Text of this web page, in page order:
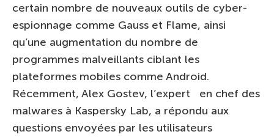
certain nombre de nouveaux outils de cyber-
espionnage comme Gauss et Flame, ainsi
qu’une augmentation du nombre de
programmes malveillants ciblant les
plateformes mobiles comme Android.
Récemment, Alex Gostev, l’expert en chef des
malwares à Kaspersky Lab, a répondu aux
questions envoyées par les utilisateurs